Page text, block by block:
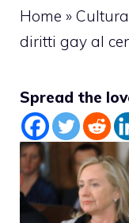
Home »
diritti gay al
Spread the